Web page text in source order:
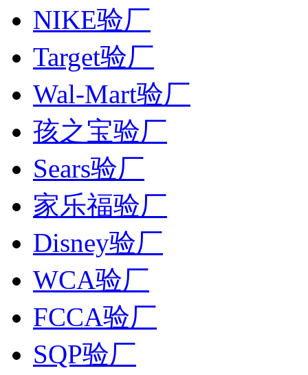
NIKE验厂
Target验厂
Wal-Mart验厂
孩之宝验厂
Sears验厂
家乐福验厂
Disney验厂
WCA验厂
FCCA验厂
SQP验厂